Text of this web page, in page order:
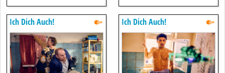
Ich Dich Auch! Ich Dich Auch!